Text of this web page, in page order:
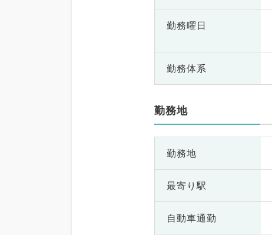
勤務曜日
勤務体系
勤務地
勤務地
最寄り駅
自動車通勤